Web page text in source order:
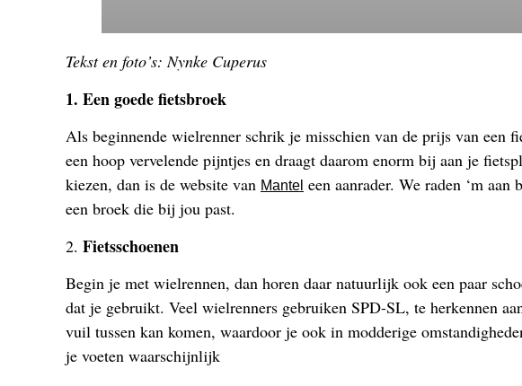
Tekst en foto’s: Nynke Cuperus
1. Een goede fietsbroek
Als beginnende wielrenner schrik je misschien van de prijs van een
een hoop vervelende pijntjes en draagt daarom enorm bij aan je
kiezen, dan is de website van Mantel een aanrader. We raden ‘m
een broek die bij jou past.
2. Fietsschoenen
Begin je met wielrennen, dan horen daar natuurlijk ook een paar
dat je gebruikt. Veel wielrenners gebruiken SPD-SL, te herkennen
vuil tussen kan komen, waardoor je ook in modderige
je voeten waarschijnlijk